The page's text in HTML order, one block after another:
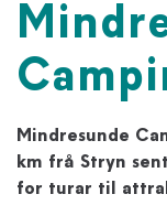
Mindresunde
km frå Stryn
for turar til